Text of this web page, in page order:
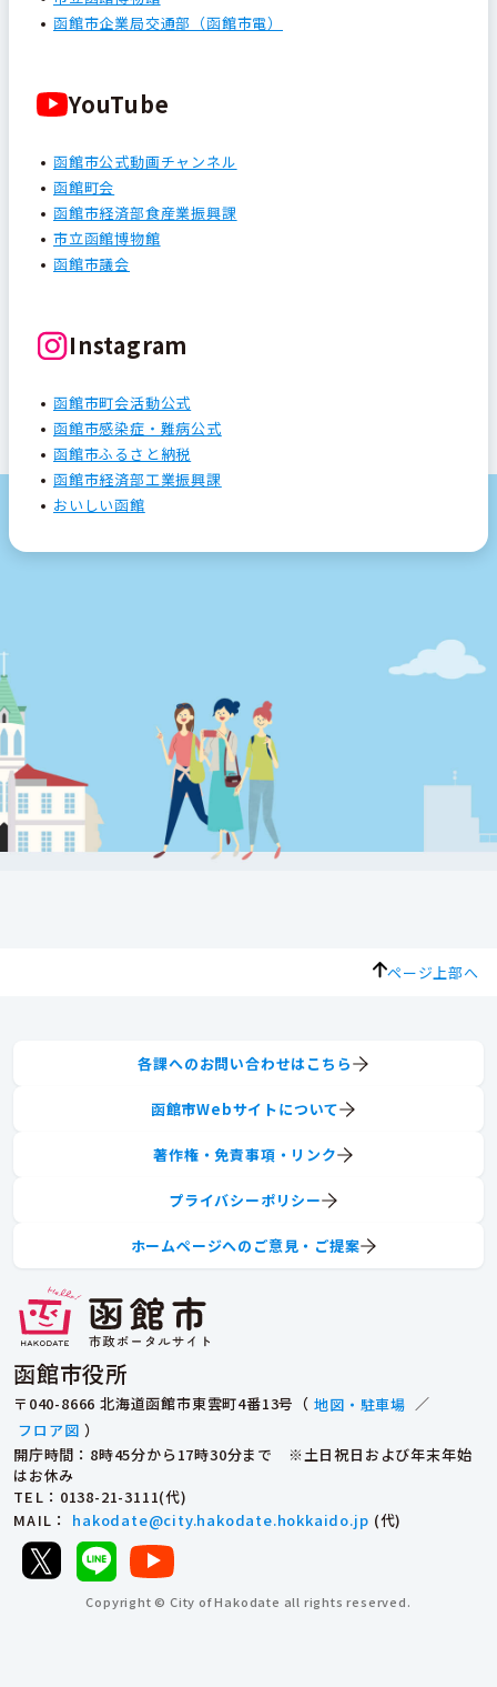
函館市企業局交通部（函館市電）
YouTube
函館市公式動画チャンネル
函館町会
函館市経済部食産業振興課
市立函館博物館
函館市議会
Instagram
函館市町会活動公式
函館市感染症・難病公式
函館市ふるさと納税
函館市経済部工業振興課
おいしい函館
ページ上部へ
函館市役所
〒040-8666 北海道函館市東雲町4番13号（ 地図・駐車場 ／
フロア図 ）
開庁時間：8時45分から17時30分まで ※土日祝日および年末年始
はお休み
TEL ：0138-21-3111(代)
MAIL ： hakodate@city.hakodate.hokkaido.jp (代)
各課へのお問い合わせはこちら
函館市Webサイトについて
著作権・免責事項・リンク
プライバシーポリシー
ホームページへのご意見・ご提案
Copyright © City of Hakodate all rights reserved.